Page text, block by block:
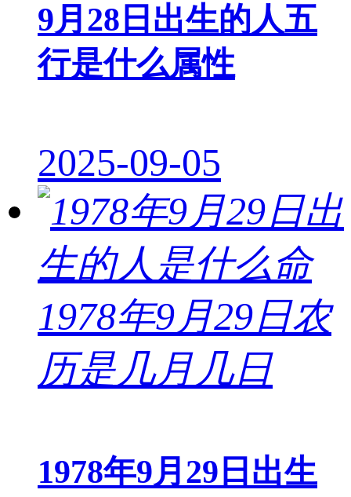
9月28日出生的人五
行是什么属性
2025-09-05
1978年9月29日出生